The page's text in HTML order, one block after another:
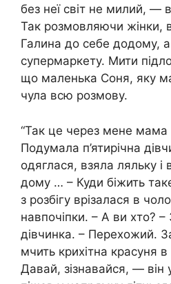
без неї світ не милий, —
Так розмовляючи жінки,
Галина до себе додому,
супермаркету. Мити
що маленька Соня, яку
чула всю розмову.
“Так це через мене мама
Подумала п’ятирічна
одяглася, взяла ляльку і
дому … – Куди біжить
з розбігу врізалася в
навпочіпки. – А ви хто?
дівчинка. – Перехожий.
мчить крихітна красуня в
Давай, зізнавайся, — він